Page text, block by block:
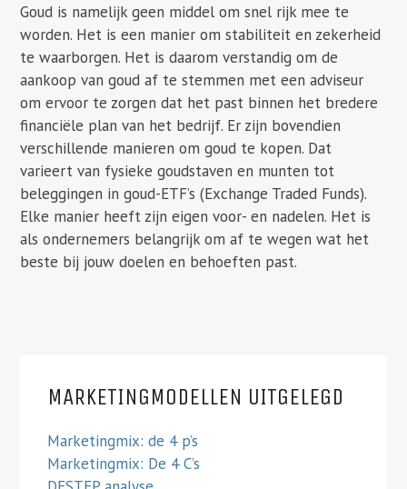
Goud is namelijk geen middel om snel rijk mee te
worden. Het is een manier om stabiliteit en zekerheid
te waarborgen. Het is daarom verstandig om de
aankoop van goud af te stemmen met een adviseur
om ervoor te zorgen dat het past binnen het bredere
financiële plan van het bedrijf. Er zijn bovendien
verschillende manieren om goud te kopen. Dat
varieert van fysieke goudstaven en munten tot
beleggingen in goud-ETF’s (Exchange Traded Funds).
Elke manier heeft zijn eigen voor- en nadelen. Het is
als ondernemers belangrijk om af te wegen wat het
beste bij jouw doelen en behoeften past.
MARKETINGMODELLEN UITGELEGD
Marketingmix: de 4 p’s
Marketingmix: De 4 C’s